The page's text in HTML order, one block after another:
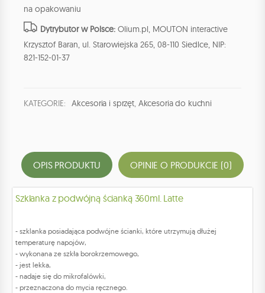
na opakowaniu
Dytrybutor w Polsce: Olium.pl, MOUTON interactive
Krzysztof Baran, ul. Starowiejska 265, 08-110 Siedlce, NIP:
821-152-01-37
KATEGORIE: Akcesoria i sprzęt, Akcesoria do kuchni
OPIS PRODUKTU OPINIE O PRODUKCIE (0)
Szklanka z podwójną ścianką 360ml. Latte
- szklanka posiadająca podwójne ścianki, które utrzymują dłużej
temperaturę napojów,
- wykonana ze szkła borokrzemowego,
- jest lekka,
- nadaje się do mikrofalówki,
- przeznaczona do mycia ręcznego.